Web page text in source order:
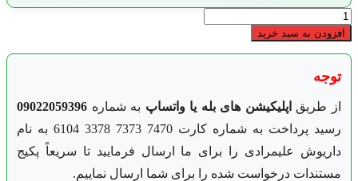
روش
اجرای
آموزش
ایزو
29001
افزودن به سبد خرید
توجه
از طریق اپلیکیشن های بله یا واتساپ به شماره 09022059396
رسید پرداخت به شماره کارت 7470 7373 3378 6104 به نام
داریوش علیمرادی را برای ما ارسال فرمایید تا سریعاً پکیج
مستندات درخواست شده را برای شما ارسال نماییم.